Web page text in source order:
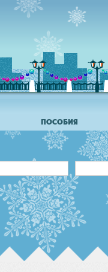
ПОСОБИЯ